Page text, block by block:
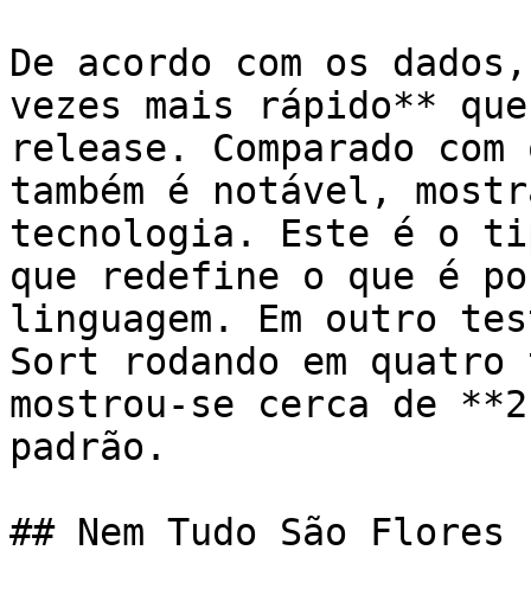
De acordo com os
vezes mais rápido**
release. Comparado
também é notável,
tecnologia. Este é o
que redefine o que é
linguagem. Em outro
Sort rodando em
mostrou-se cerca de
padrão.
## Nem Tudo São